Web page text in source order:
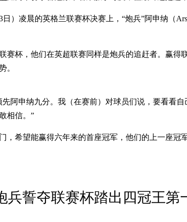
）凌晨的英格兰联赛杯决赛上，“炮兵”阿申纳（
赛杯，他们在英超联赛同样是炮兵的追赶者。赢得
。
阿申纳九分。我（在赛前）对球员们说，要看看
相信。”
，希望能赢得六年来的首座冠军，他们的上一座冠
兵誓夺联赛杯踏出四冠王第